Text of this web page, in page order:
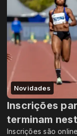
Novidades
Inscrições
terminam
Inscrições são